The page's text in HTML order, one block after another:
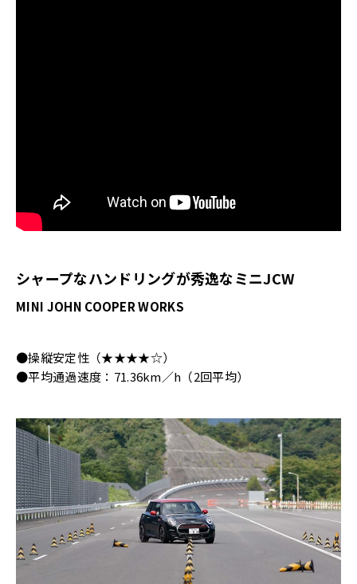
シャープなハンドリングが秀逸なミニJCW
MINI JOHN COOPER WORKS
●操縦安定性（★★★★☆）
●平均通過速度：71.36km／h（2回平均）